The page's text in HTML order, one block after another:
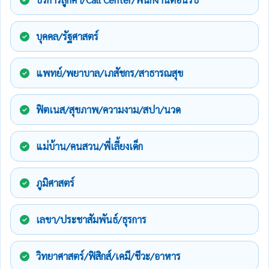
บุคคล/รัฐศาสตร์
แพทย์/พยาบาล/เภสัชกร/สาธารณสุข
ฟิตเนส/สุขภาพ/ความงาม/สปา/นวด
แม่บ้าน/คนสวน/พี่เลี้ยงเด็ก
ภูมิศาสตร์
เลขา/ประชาสัมพันธ์/ธุรการ
วิทยาศาสตร์/ฟิสิกส์/เคมี/ชีวะ/อาหาร